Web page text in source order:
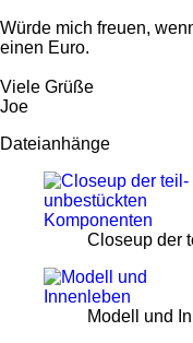
Würde mich freuen,
einen Euro.
Viele Grüße
Joe
Dateianhänge
Closeup der
Modell und